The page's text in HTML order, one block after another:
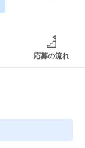
応募の流れ